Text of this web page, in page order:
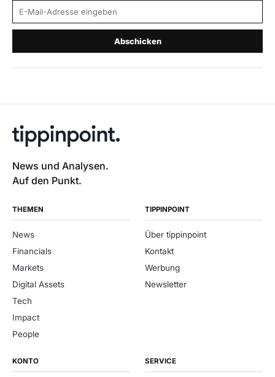
E-Mail-Adresse
Abschicken
News und Analysen.
Auf den Punkt.
THEMEN
News
Financials
Markets
Digital Assets
Tech
Impact
People
TIPPINPOINT
Über tippinpoint
Kontakt
Werbung
Newsletter
KONTO SERVICE